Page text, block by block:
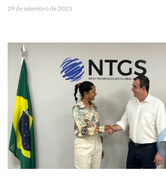
29 de setembro de 2023